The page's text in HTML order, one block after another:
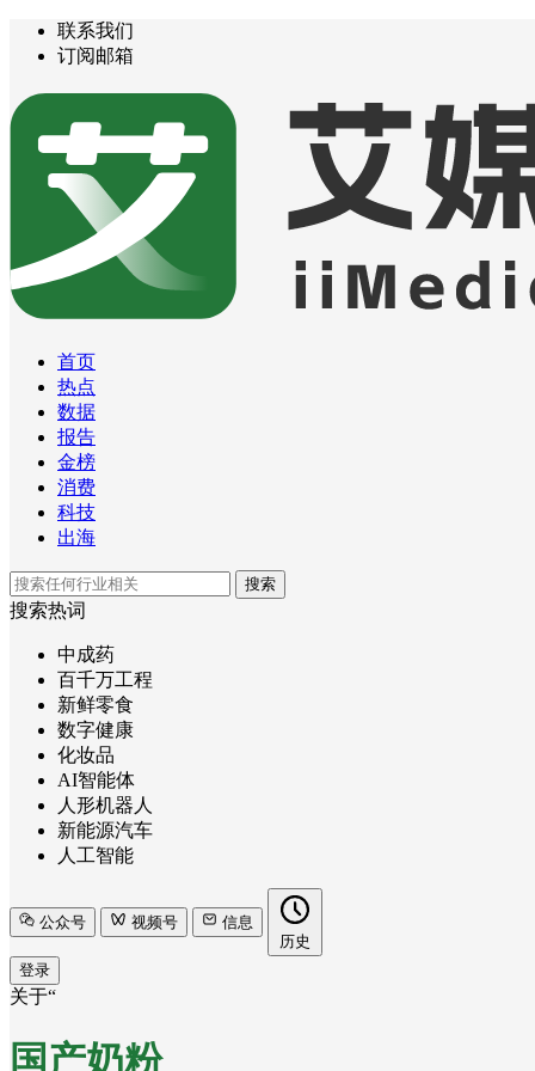
联系我们
订阅邮箱
首页
热点
数据
报告
金榜
消费
科技
出海
搜索
搜索热词
中成药
百千万工程
新鲜零食
数字健康
化妆品
AI智能体
人形机器人
新能源汽车
人工智能
公众号 视频号
信息
历史
登录
关于“
国产奶粉